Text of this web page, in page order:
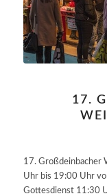
17.
17. Großdeinbacher
Uhr bis 19:00 Uhr
Gottesdienst 11:30